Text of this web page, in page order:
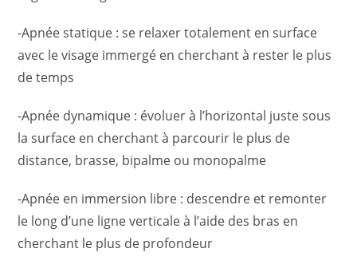
-Apnée statique : se relaxer totalement en surface
avec le visage immergé en cherchant à rester le plus
de temps
-Apnée dynamique : évoluer à l’horizontal juste sous
la surface en cherchant à parcourir le plus de
distance, brasse, bipalme ou monopalme
-Apnée en immersion libre : descendre et remonter
le long d’une ligne verticale à l’aide des bras en
cherchant le plus de profondeur